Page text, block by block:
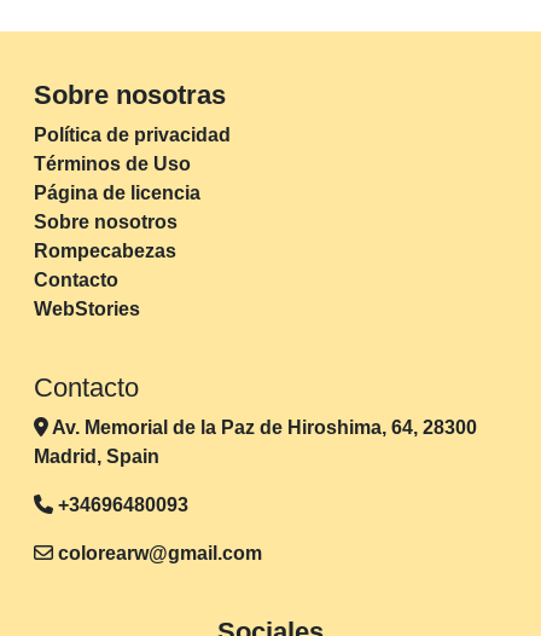
Sobre nosotras
Política de privacidad
Términos de Uso
Página de licencia
Sobre nosotros
Rompecabezas
Contacto
WebStories
Contacto
Av. Memorial de la Paz de Hiroshima, 64, 28300
Madrid, Spain
+34696480093
colorearw@gmail.com